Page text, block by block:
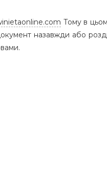
Тому в
назавжди або